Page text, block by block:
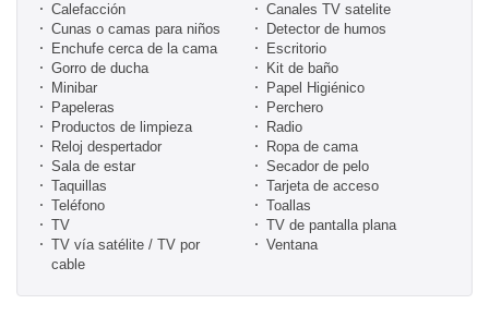
Calefacción
Canales TV satelite
Cunas o camas para niños
Detector de humos
Enchufe cerca de la cama
Escritorio
Gorro de ducha
Kit de baño
Minibar
Papel Higiénico
Papeleras
Perchero
Productos de limpieza
Radio
Reloj despertador
Ropa de cama
Sala de estar
Secador de pelo
Taquillas
Tarjeta de acceso
Teléfono
Toallas
TV
TV de pantalla plana
TV vía satélite / TV por
cable
Ventana